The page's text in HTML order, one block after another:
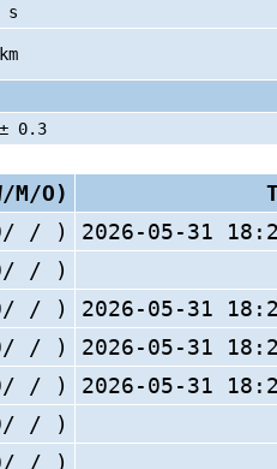
s
0.3
M/O)
/ )
2026-05-31
/ )
/ )
2026-05-31
/ ) 2026-05-31
/ )
2026-05-31
/ )
/ )